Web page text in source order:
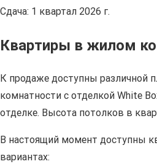
Сдача: 1 квартал 2026 г.
Квартиры в жилом
К продаже доступны различной
комнатности с отделкой White
отделке. Высота потолков в
В настоящий момент доступны
вариантах: